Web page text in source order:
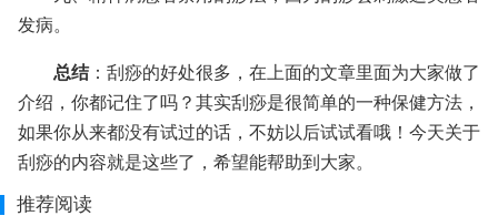
发病。
总结：刮痧的好处很多，在上面的文章里面为大家做了
介绍，你都记住了吗？其实刮痧是很简单的一种保健方法，
如果你从来都没有试过的话，不妨以后试试看哦！今天关于
刮痧的内容就是这些了，希望能帮助到大家。
推荐阅读